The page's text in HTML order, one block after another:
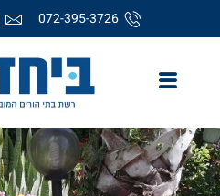
072-395-3726